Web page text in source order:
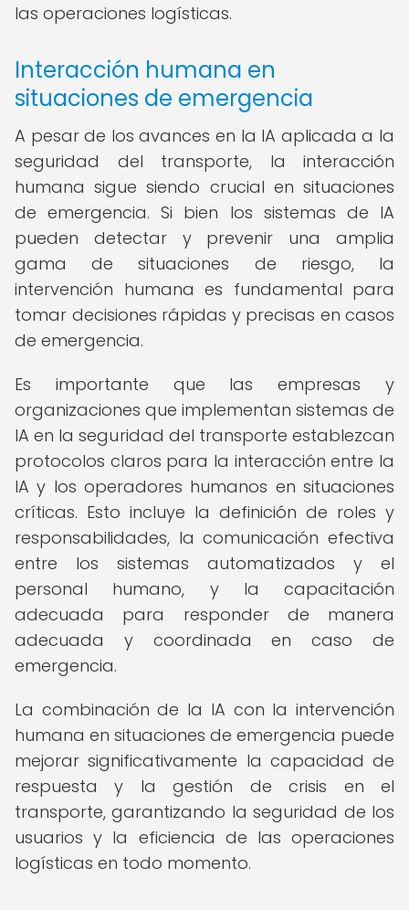
las operaciones logísticas.
Interacción humana en
situaciones de emergencia
A pesar de los avances en la IA aplicada a la
seguridad del transporte, la interacción
humana sigue siendo crucial en situaciones
de emergencia. Si bien los sistemas de IA
pueden detectar y prevenir una amplia
gama de situaciones de riesgo, la
intervención humana es fundamental para
tomar decisiones rápidas y precisas en casos
de emergencia.
Es importante que las empresas y
organizaciones que implementan sistemas de
IA en la seguridad del transporte establezcan
protocolos claros para la interacción entre la
IA y los operadores humanos en situaciones
críticas. Esto incluye la definición de roles y
responsabilidades, la comunicación efectiva
entre los sistemas automatizados y el
personal humano, y la capacitación
adecuada para responder de manera
adecuada y coordinada en caso de
emergencia.
La combinación de la IA con la intervención
humana en situaciones de emergencia puede
mejorar significativamente la capacidad de
respuesta y la gestión de crisis en el
transporte, garantizando la seguridad de los
usuarios y la eficiencia de las operaciones
logísticas en todo momento.